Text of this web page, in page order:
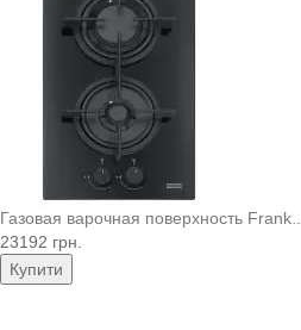
Газовая варочная поверхность Frank..
23192 грн.
Купити